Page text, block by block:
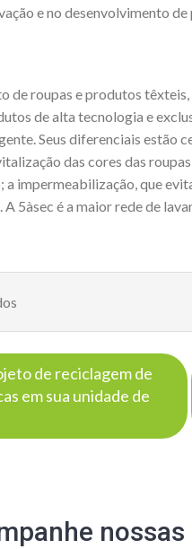
e no desenvolvimento
de roupas e produtos
de alta tecnologia e
Seus diferenciais estão
das cores das
impermeabilização, que
5àsec é a maior rede de
de reciclagem de
em sua unidade de
nossas